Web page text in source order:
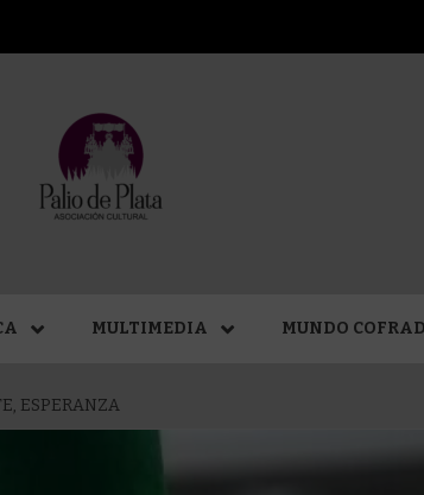
MULTIMEDIA MUNDO
ESPERANZA